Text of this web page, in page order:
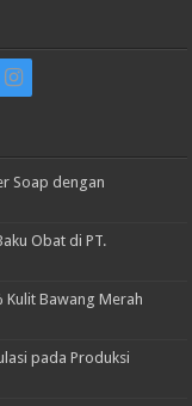
Soap dengan
Obat di PT.
Kulit Bawang Merah
pada Produksi